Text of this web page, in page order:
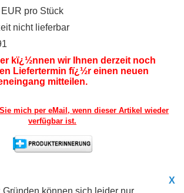
pro Stück
nicht lieferbar
kï¿½nnen wir Ihnen derzeit noch
Liefertermin fï¿½r einen neuen
mitteilen.
mich per eMail, wenn dieser Artikel wieder
verfügbar ist.
X
können sich leider nur